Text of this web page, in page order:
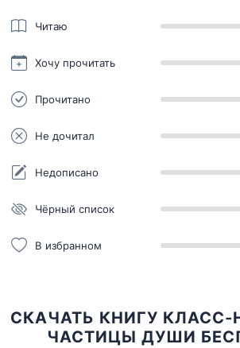
Читаю
Хочу прочитать
Прочитано
Не дочитал
Недописано
Чёрный список
В избранном
СКАЧАТЬ КНИГУ КЛАСС-
ЧАСТИЦЫ ДУШИ